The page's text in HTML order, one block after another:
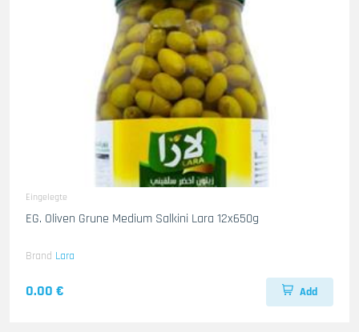
Eingelegte
EG. Oliven Grune Medium Salkini Lara 12x650g
Brand Lara
0.00 € Add